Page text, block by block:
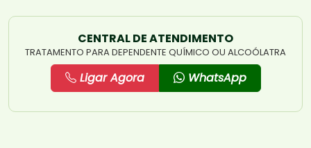
CENTRAL DE ATENDIMENTO
TRATAMENTO PARA DEPENDENTE QUÍMICO OU ALCOÓLATRA
Ligar Agora WhatsApp